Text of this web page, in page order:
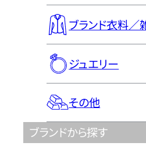
ブランド衣料／
ジュエリー
その他
ブランドから探す